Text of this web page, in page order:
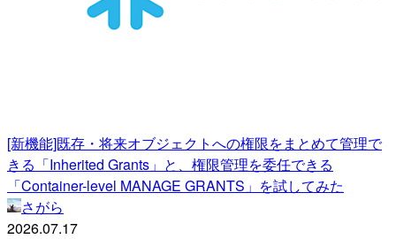
[新機能]既存・将来オブジェクトへの権限をまとめて管理で
きる「Inherited Grants」と、権限管理を委任できる
「Container-level MANAGE GRANTS」を試してみた
さがら
2026.07.17